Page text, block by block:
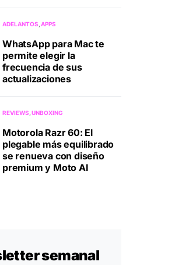
ADELANTOS APPS
WhatsApp para Mac te
permite elegir la
frecuencia de sus
actualizaciones
REVIEWS UNBOXING
Motorola Razr 60: El
plegable más equilibrado
se renueva con diseño
premium y Moto AI
semanal